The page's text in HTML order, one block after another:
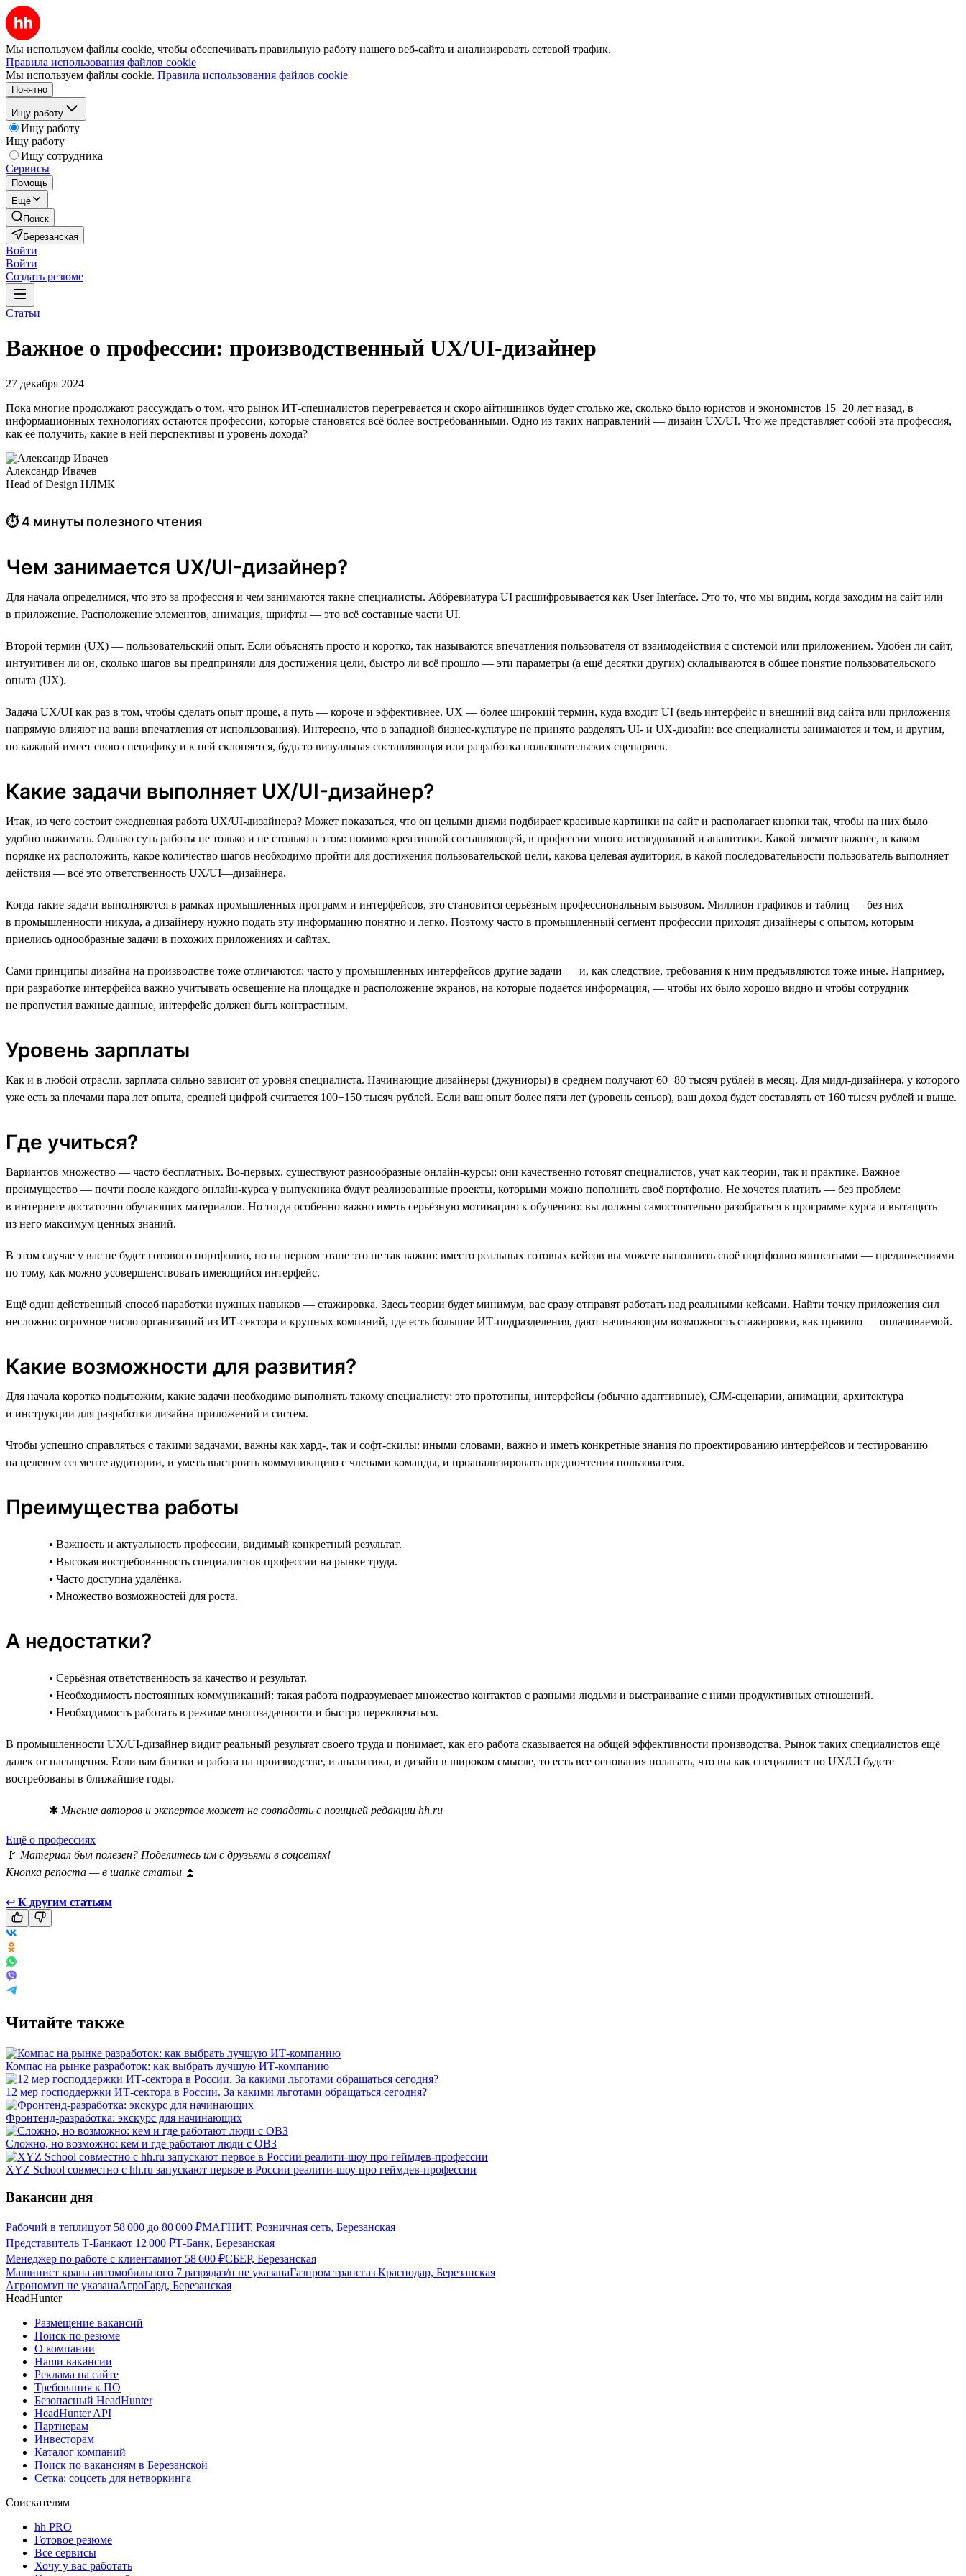
Мы используем файлы cookie, чтобы обеспечивать правильную работу нашего веб-сайта и анализировать сетевой трафик.
Правила использования файлов cookie
Мы используем файлы cookie. Правила использования файлов cookie
Понятно
Ищу работу
Ищу работу
Ищу работу
Ищу сотрудника
Сервисы
Помощь
Ещё
Поиск
Березанская
Войти
Войти
Создать резюме
Статьи
Важное о профессии: производственный UX/UI-дизайнер
27 декабря 2024
Пока многие продолжают рассуждать о том, что рынок ИТ-специалистов перегревается и скоро айтишников будет столько же, сколько было юристов и экономистов 15−20 лет назад, в
информационных технологиях остаются профессии, которые становятся всё более востребованными. Одно из таких направлений — дизайн UX/UI. Что же представляет собой эта профессия,
как её получить, какие в ней перспективы и уровень дохода?
Александр Ивачев
Head of Design НЛМК
⏱ 4 минуты полезного чтения
Чем занимается UX/UI-дизайнер?
Для начала определимся, что это за профессия и чем занимаются такие специалисты. Аббревиатура UI расшифровывается как User Interface. Это то, что мы видим, когда заходим на сайт или
в приложение. Расположение элементов, анимация, шрифты — это всё составные части UI.
Второй термин (UX) — пользовательский опыт. Если объяснять просто и коротко, так называются впечатления пользователя от взаимодействия с системой или приложением. Удобен ли сайт,
интуитивен ли он, сколько шагов вы предприняли для достижения цели, быстро ли всё прошло — эти параметры (а ещё десятки других) складываются в общее понятие пользовательского
опыта (UX).
Задача UX/UI как раз в том, чтобы сделать опыт проще, а путь — короче и эффективнее. UX — более широкий термин, куда входит UI (ведь интерфейс и внешний вид сайта или приложения
напрямую влияют на ваши впечатления от использования). Интересно, что в западной бизнес-культуре не принято разделять UI- и UX-дизайн: все специалисты занимаются и тем, и другим,
но каждый имеет свою специфику и к ней склоняется, будь то визуальная составляющая или разработка пользовательских сценариев.
Какие задачи выполняет UX/UI-дизайнер?
Итак, из чего состоит ежедневная работа UX/UI-дизайнера? Может показаться, что он целыми днями подбирает красивые картинки на сайт и располагает кнопки так, чтобы на них было
удобно нажимать. Однако суть работы не только и не столько в этом: помимо креативной составляющей, в профессии много исследований и аналитики. Какой элемент важнее, в каком
порядке их расположить, какое количество шагов необходимо пройти для достижения пользовательской цели, какова целевая аудитория, в какой последовательности пользователь выполняет
действия — всё это ответственность UX/UI—дизайнера.
Когда такие задачи выполняются в рамках промышленных программ и интерфейсов, это становится серьёзным профессиональным вызовом. Миллион графиков и таблиц — без них
в промышленности никуда, а дизайнеру нужно подать эту информацию понятно и легко. Поэтому часто в промышленный сегмент профессии приходят дизайнеры с опытом, которым
приелись однообразные задачи в похожих приложениях и сайтах.
Сами принципы дизайна на производстве тоже отличаются: часто у промышленных интерфейсов другие задачи — и, как следствие, требования к ним предъявляются тоже иные. Например,
при разработке интерфейса важно учитывать освещение на площадке и расположение экранов, на которые подаётся информация, — чтобы их было хорошо видно и чтобы сотрудник
не пропустил важные данные, интерфейс должен быть контрастным.
Уровень зарплаты
Как и в любой отрасли, зарплата сильно зависит от уровня специалиста. Начинающие дизайнеры (джуниоры) в среднем получают 60−80 тысяч рублей в месяц. Для мидл-дизайнера, у которого
уже есть за плечами пара лет опыта, средней цифрой считается 100−150 тысяч рублей. Если ваш опыт более пяти лет (уровень сеньор), ваш доход будет составлять от 160 тысяч рублей и выше.
Где учиться?
Вариантов множество — часто бесплатных. Во-первых, существуют разнообразные онлайн-курсы: они качественно готовят специалистов, учат как теории, так и практике. Важное
преимущество — почти после каждого онлайн-курса у выпускника будут реализованные проекты, которыми можно пополнить своё портфолио. Не хочется платить — без проблем:
в интернете достаточно обучающих материалов. Но тогда особенно важно иметь серьёзную мотивацию к обучению: вы должны самостоятельно разобраться в программе курса и вытащить
из него максимум ценных знаний.
В этом случае у вас не будет готового портфолио, но на первом этапе это не так важно: вместо реальных готовых кейсов вы можете наполнить своё портфолио концептами — предложениями
по тому, как можно усовершенствовать имеющийся интерфейс.
Ещё один действенный способ наработки нужных навыков — стажировка. Здесь теории будет минимум, вас сразу отправят работать над реальными кейсами. Найти точку приложения сил
несложно: огромное число организаций из ИТ-сектора и крупных компаний, где есть большие ИТ-подразделения, дают начинающим возможность стажировки, как правило — оплачиваемой.
Какие возможности для развития?
Для начала коротко подытожим, какие задачи необходимо выполнять такому специалисту: это прототипы, интерфейсы (обычно адаптивные), CJM-сценарии, анимации, архитектура
и инструкции для разработки дизайна приложений и систем.
Чтобы успешно справляться с такими задачами, важны как хард-, так и софт-скилы: иными словами, важно и иметь конкретные знания по проектированию интерфейсов и тестированию
на целевом сегменте аудитории, и уметь выстроить коммуникацию с членами команды, и проанализировать предпочтения пользователя.
Преимущества работы
• Важность и актуальность профессии, видимый конкретный результат.
• Высокая востребованность специалистов профессии на рынке труда.
• Часто доступна удалёнка.
• Множество возможностей для роста.
А недостатки?
• Серьёзная ответственность за качество и результат.
• Необходимость постоянных коммуникаций: такая работа подразумевает множество контактов с разными людьми и выстраивание с ними продуктивных отношений.
• Необходимость работать в режиме многозадачности и быстро переключаться.
В промышленности UX/UI-дизайнер видит реальный результат своего труда и понимает, как его работа сказывается на общей эффективности производства. Рынок таких специалистов ещё
далек от насыщения. Если вам близки и работа на производстве, и аналитика, и дизайн в широком смысле, то есть все основания полагать, что вы как специалист по UX/UI будете
востребованы в ближайшие годы.
✱ Мнение авторов и экспертов может не совпадать с позицией редакции hh.ru
Ещё о профессиях
🚩 Материал был полезен? Поделитесь им с друзьями в соцсетях!
Кнопка репоста — в шапке статьи ⏫
↩ К другим статьям
Читайте также
Компас на рынке разработок: как выбрать лучшую ИТ-компанию
12 мер господдержки ИТ-сектора в России. За какими льготами обращаться сегодня?
Фронтенд-разработка: экскурс для начинающих
Сложно, но возможно: кем и где работают люди с ОВЗ
XYZ School совместно с hh.ru запускают первое в России реалити-шоу про геймдев-профессии
Вакансии дня
Рабочий в теплицуот 58 000 до 80 000 ₽МАГНИТ, Розничная сеть, Березанская
Представитель Т-Банкаот 12 000 ₽Т-Банк, Березанская
Менеджер по работе с клиентамиот 58 600 ₽СБЕР, Березанская
Машинист крана автомобильного 7 разрядаз/п не указанаГазпром трансгаз Краснодар, Березанская
Агрономз/п не указанаАгроГард, Березанская
HeadHunter
Размещение вакансий
Поиск по резюме
О компании
Наши вакансии
Реклама на сайте
Требования к ПО
Безопасный HeadHunter
HeadHunter API
Партнерам
Инвесторам
Каталог компаний
Поиск по вакансиям в Березанской
Сетка: соцсеть для нетворкинга
Соискателям
hh PRO
Готовое резюме
Все сервисы
Хочу у вас работать